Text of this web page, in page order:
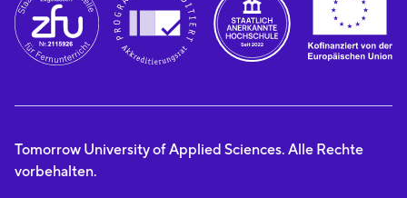
Tomorrow University of Applied Sciences. Alle Rechte
vorbehalten.